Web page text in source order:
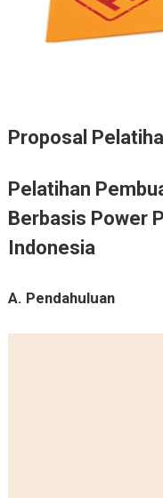
Proposal
Pelatihan
Berbasis Power
Indonesia
A. Pendahuluan